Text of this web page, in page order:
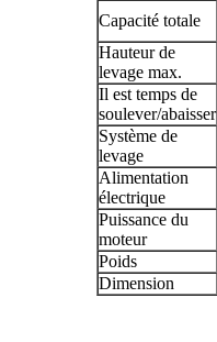
Capacité totale
Hauteur de
levage max.
Il est temps de
soulever/abaisser
Système de
levage
Alimentation
électrique
Puissance du
moteur
Poids
Dimension